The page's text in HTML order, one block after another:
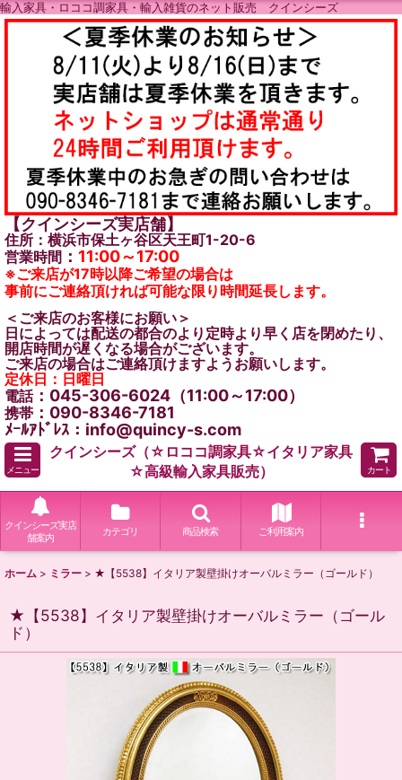
輸入家具・ロココ調家具・輸入雑貨のネット販売 クインシーズ
【クインシーズ実店舗】
住所：横浜市保土ヶ谷区天王町1-20-6
営業時間 ： 11:00～17:00
※ご来店が17時以降ご希望の場合は
事前にご連絡頂ければ可能な限り時間延長します。
＜ご来店のお客様にお願い＞
日によっては配送の都合のより定時より早く店を閉めたり、
開店時間が遅くなる場合がございます。
ご来店の場合はご連絡頂けますようお願いします。
定休日：日曜日
電話：045-306-6024（11:00～17:00）
携帯 ：090-8346-7181
ﾒｰﾙｱﾄﾞﾚｽ：info@quincy-s.com
メニュー
クインシーズ（☆ロココ調家具☆イタリア家具
☆高級輸入家具販売）
カート
クインシーズ実店
舗案内
カテゴリ 商品検索 ご利用案内
ホーム > ミラー > ★【5538】イタリア製壁掛けオーバルミラー（ゴールド）
★【5538】イタリア製壁掛けオーバルミラー（ゴール
ド）